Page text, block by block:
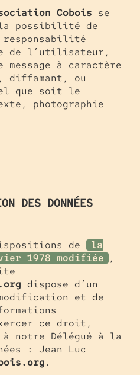
Cobois se
la possibilité de
responsabilité
de l’utilisateur,
message à caractère
ou
que soit le
photographie
DES DONNÉES
de
la
1978 modifiée ,
dispose d’un
et de
ce droit,
à notre Délégué à la
: Jean-Luc
.